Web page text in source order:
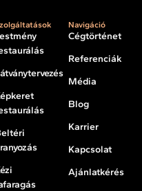
Navigáció
Cégtörténet
Referenciák
Média
Blog
Karrier
Kapcsolat
Ajánlatkérés